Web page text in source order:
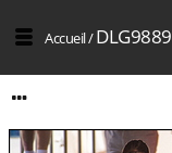
Accueil/DLG9889